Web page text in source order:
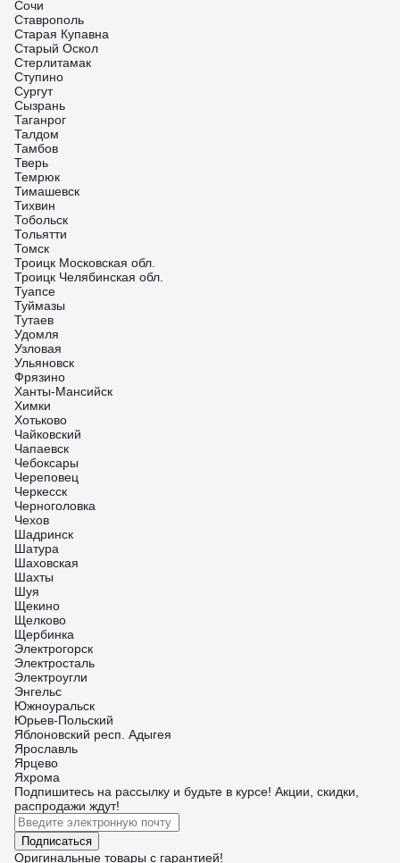
Сочи
Ставрополь
Старая Купавна
Старый Оскол
Стерлитамак
Ступино
Сургут
Сызрань
Таганрог
Талдом
Тамбов
Тверь
Темрюк
Тимашевск
Тихвин
Тобольск
Тольятти
Томск
Троицк Московская обл.
Троицк Челябинская обл.
Туапсе
Туймазы
Тутаев
Удомля
Узловая
Ульяновск
Фрязино
Ханты-Мансийск
Химки
Хотьково
Чайковский
Чапаевск
Чебоксары
Череповец
Черкесск
Черноголовка
Чехов
Шадринск
Шатура
Шаховская
Шахты
Шуя
Щекино
Щелково
Щербинка
Электрогорск
Электросталь
Электроугли
Энгельс
Южноуральск
Юрьев-Польский
Яблоновский респ. Адыгея
Ярославль
Ярцево
Яхрома
Подпишитесь на рассылку и будьте в курсе! Акции, скидки,
распродажи ждут!
Подписаться
Оригинальные товары с гарантией!